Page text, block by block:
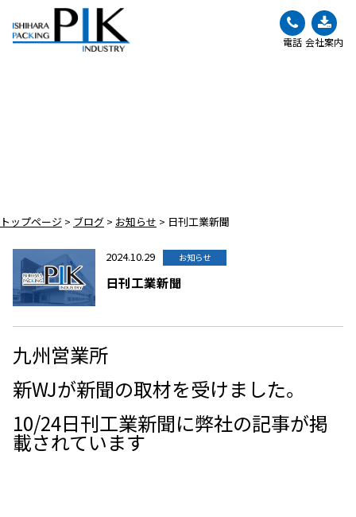
電話 会社案内
トップページ > ブログ > お知らせ > 日刊工業新聞
2024.10.29 お知らせ
日刊工業新聞
九州営業所
新WJが新聞の取材を受けました。
10/24日刊工業新聞に弊社の記事が掲
載されています